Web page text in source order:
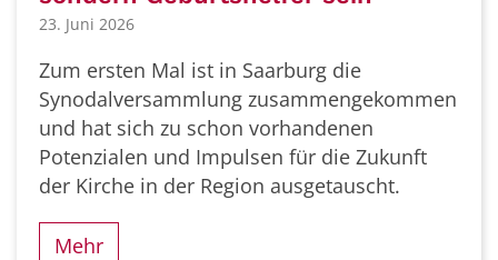
23. Juni 2026
Zum ersten Mal ist in Saarburg die
Synodalversammlung zusammengekommen
und hat sich zu schon vorhandenen
Potenzialen und Impulsen für die Zukunft
der Kirche in der Region ausgetauscht.
Mehr